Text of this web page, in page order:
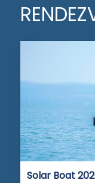
Solar Boat